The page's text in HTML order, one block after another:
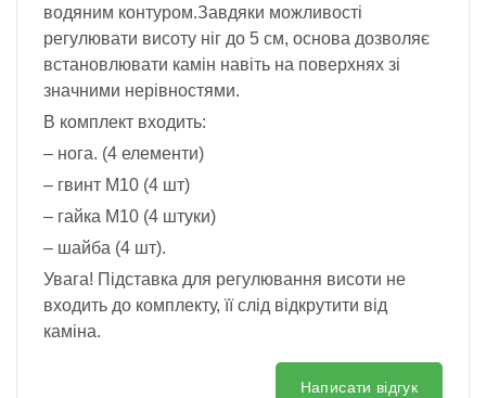
водяним контуром.Завдяки можливості
регулювати висоту ніг до 5 см, основа дозволяє
встановлювати камін навіть на поверхнях зі
значними нерівностями.
В комплект входить:
– нога. (4 елементи)
– гвинт М10 (4 шт)
– гайка M10 (4 штуки)
– шайба (4 шт).
Увага! Підставка для регулювання висоти не
входить до комплекту, її слід відкрутити від
каміна.
Написати відгук